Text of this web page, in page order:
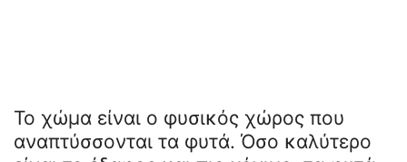
Το χώμα είναι ο φυσικός χώρος που
αναπτύσσονται τα φυτά. Όσο καλύτερο